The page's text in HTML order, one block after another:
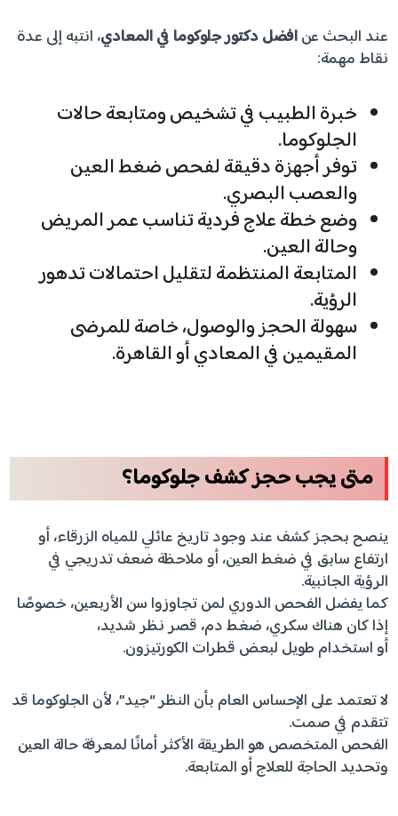
عند البحث عنافضل دكتور جلوكوما في المعادي، انتبه إلى عدة
نقاط مهمة:
خبرة الطبيب في تشخيص ومتابعة حالات
الجلوكوما.
توفر أجهزة دقيقة لفحص ضغط العين
والعصب البصري.
وضع خطة علاج فردية تناسب عمر المريض
وحالة العين.
المتابعة المنتظمة لتقليل احتمالات تدهور
الرؤية.
سهولة الحجز والوصول، خاصة للمرضى
المقيمين في المعادي أو القاهرة.
متى يجب حجز كشف جلوكوما؟
ينصح بحجز كشف عند وجود تاريخ عائلي للمياه الزرقاء، أو
ارتفاع سابق في ضغط العين، أو ملاحظة ضعف تدريجي في
الرؤية الجانبية.
كما يفضل الفحص الدوري لمن تجاوزوا سن الأربعين، خصوصًا
إذا كان هناك سكري، ضغط دم، قصر نظر شديد،
أو استخدام طويل لبعض قطرات الكورتيزون.
لا تعتمد على الإحساس العام بأن النظر “جيد”، لأن الجلوكوما قد
تتقدم في صمت.
الفحص المتخصص هو الطريقة الأكثر أمانًا لمعرفة حالة العين
وتحديد الحاجة للعلاج أو المتابعة.